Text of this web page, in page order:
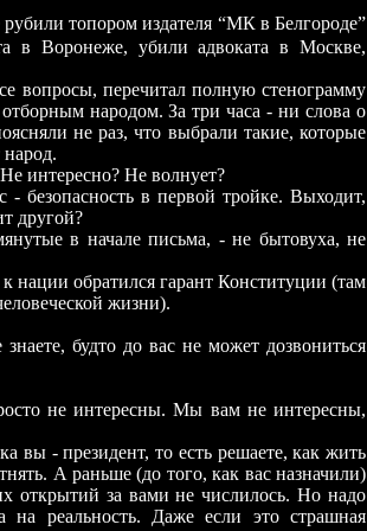
топором издателя “МК в Белгороде”
в Воронеже, убили адвоката в Москве,
перечитал полную стенограмму
народом. За три часа - ни слова о
не раз, что выбрали такие, которые
интересно? Не волнует?
в первой тройке. Выходит,
другой?
в начале письма, - не бытовуха, не
обратился гарант Конституции (там
жизни).
будто до вас не может дозвониться
не интересны. Мы вам не интересны,
- президент, то есть решаете, как жить
А раньше (до того, как вас назначили)
открытий за вами не числилось. Но надо
на реальность. Даже если это страшная